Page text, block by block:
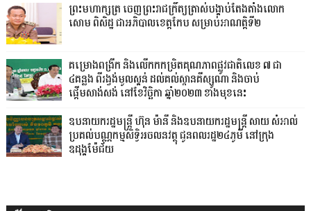
ព្រះមហាក្សត្រ ចេញព្រះរាជក្រឹត្យត្រាស់បង្គាប់តែងតាំងលោក
សោម ពិសិដ្ឋ ជាអភិបាលខេត្តកែប សម្រាប់អាណត្តិទី២
គម្រោងពង្រីក និងលើកកកម្រិតគុណភាពផ្លូវជាតិលេខ ៧ ជា
៤គន្លង ពីរង្វង់មូលស្គន់ ដល់គល់ស្ពានគីស្សូណា និងចាប់
ផ្តើមសាង់សង់ នៅខែវិច្ឆិកា ឆ្នាំ២០២៣ ខាងមុខនេះ
ឧបនាយករដ្ឋមន្ដ្រី ហ៊ុន ម៉ានី និងឧបនាយករដ្ឋមន្ដ្រី សាយ សំអាល់
ប្រគល់បណ្ណកម្មសិទ្ធិអចលនវត្ថុ ជូនពលរដ្ឋ២៤ភូមិ នៅក្រុង
ឧដុង្គម៉ែជ័យ